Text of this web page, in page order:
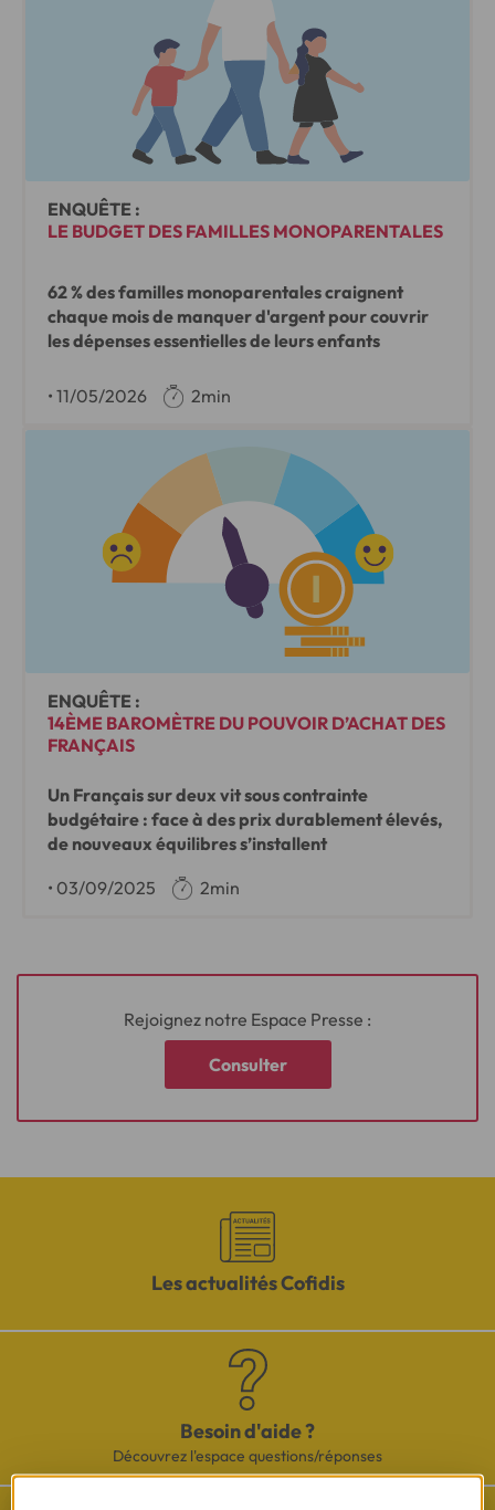
ENQUÊTE :
LE BUDGET DES FAMILLES MONOPARENTALES
62 % des familles monoparentales craignent
chaque mois de manquer d'argent pour couvrir
les dépenses essentielles de leurs enfants
• 11/05/2026 2min
ENQUÊTE :
14ÈME BAROMÈTRE DU POUVOIR D’ACHAT DES
FRANÇAIS
Un Français sur deux vit sous contrainte
budgétaire : face à des prix durablement élevés,
de nouveaux équilibres s’installent
• 03/09/2025 2min
Rejoignez notre Espace Presse :
Consulter
Les actualités Cofidis
Besoin d'aide ?
Découvrez l'espace questions/réponses